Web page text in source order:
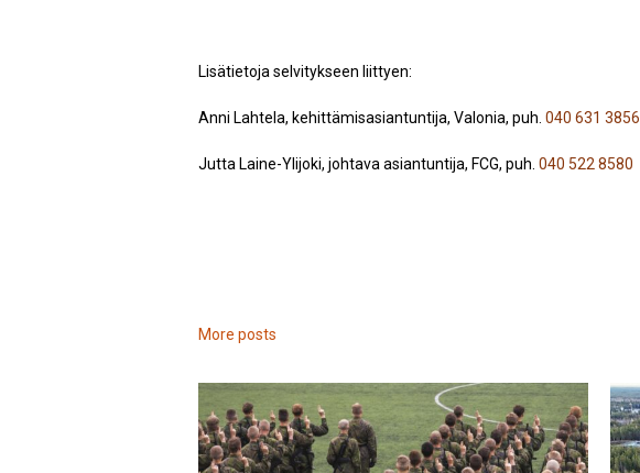
Lisätietoja selvitykseen liittyen:
Anni Lahtela, kehittämisasiantuntija, Valonia, puh. 040 631 3856
Jutta Laine-Ylijoki, johtava asiantuntija, FCG, puh. 040 522 8580
More posts